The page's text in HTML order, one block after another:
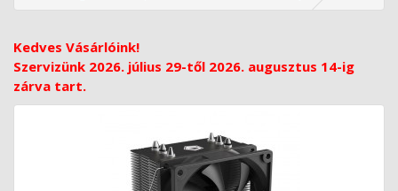
Kedves Vásárlóink!
Szervizünk 2026. július 29-től 2026. augusztus 14-ig
zárva tart.